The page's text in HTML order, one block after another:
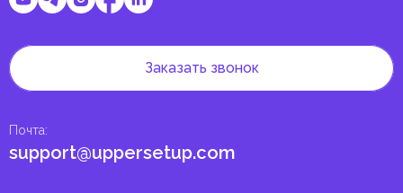
Почта:
support@uppersetup.com
Заказать звонок